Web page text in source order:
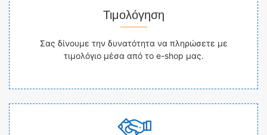
Τιμολόγηση
Σας δίνουμε την δυνατότητα να πληρώσετε με
τιμολόγιο μέσα από το e-shop μας.